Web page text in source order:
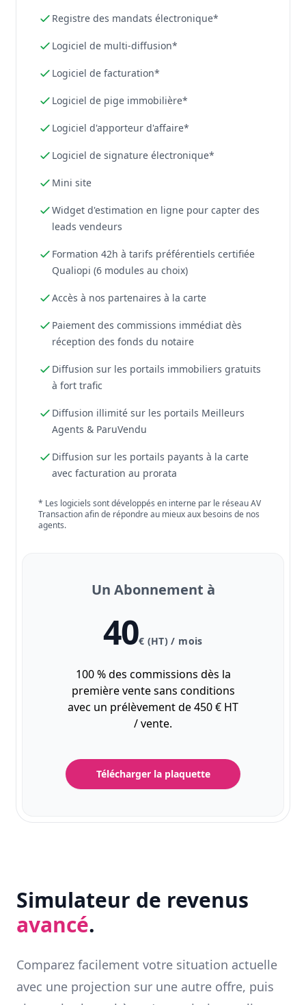
Registre des mandats électronique*
Logiciel de multi-diffusion*
Logiciel de facturation*
Logiciel de pige immobilière*
Logiciel d'apporteur d'affaire*
Logiciel de signature électronique*
Mini site
Widget d'estimation en ligne pour capter des
leads vendeurs
Formation 42h à tarifs préférentiels certifiée
Qualiopi (6 modules au choix)
Accès à nos partenaires à la carte
Paiement des commissions immédiat dès
réception des fonds du notaire
Diffusion sur les portails immobiliers gratuits
à fort trafic
Diffusion illimité sur les portails Meilleurs
Agents & ParuVendu
Diffusion sur les portails payants à la carte
avec facturation au prorata
* Les logiciels sont développés en interne par le réseau AV
Transaction afin de répondre au mieux aux besoins de nos
agents.
Un Abonnement à
40€ (HT) / mois
100 % des commissions dès la
première vente sans conditions
avec un prélèvement de 450 € HT
/ vente.
Télécharger la plaquette
Simulateur de revenus
avancé.
Comparez facilement votre situation actuelle
avec une projection sur une autre offre, puis